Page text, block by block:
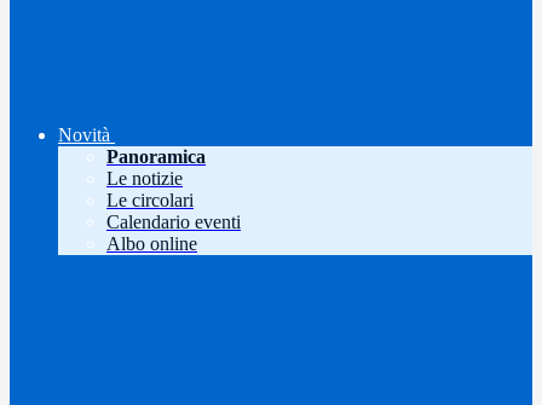
Novità
Panoramica
Le notizie
Le circolari
Calendario eventi
Albo online